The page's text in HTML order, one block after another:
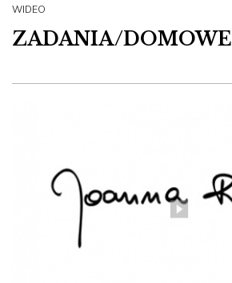
WIDEO
ZADANIA/DOMOWE